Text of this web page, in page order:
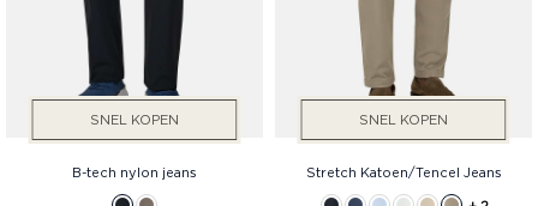
SNEL KOPEN
B-tech nylon jeans
SNEL KOPEN
Stretch Katoen/Tencel Jeans